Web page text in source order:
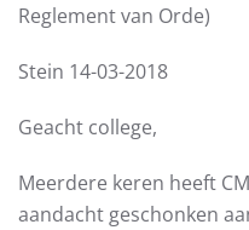
Reglement van Orde)
Stein 14-03-2018
Geacht college,
Meerdere keren heeft
aandacht geschonken